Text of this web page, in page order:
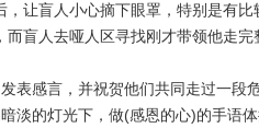
，让盲人小心摘下眼罩，特别是有
而盲人去哑人区寻找刚才带领他走
表感言，并祝贺他们共同走过一段
淡的灯光下，做(感恩的心)的手语体